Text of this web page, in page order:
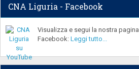
CNA Liguria - Facebook
Visualizza e segui la nostra pagina
Facebook:Leggi tutto...